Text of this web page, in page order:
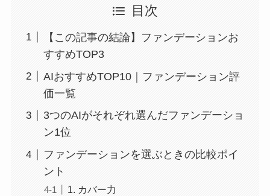
目次
【この記事の結論】ファンデーションお
すすめTOP3
AIおすすめTOP10｜ファンデーション評
価一覧
3つのAIがそれぞれ選んだファンデーショ
ン1位
ファンデーションを選ぶときの比較ポイ
ント
1. カバー力